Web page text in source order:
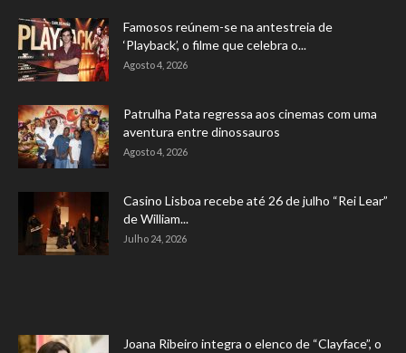
Famosos reúnem-se na antestreia de
‘Playback’, o filme que celebra o...
Agosto 4, 2026
Patrulha Pata regressa aos cinemas com uma
aventura entre dinossauros
Agosto 4, 2026
Casino Lisboa recebe até 26 de julho “Rei Lear”
de William...
Julho 24, 2026
Joana Ribeiro integra o elenco de “Clayface”, o